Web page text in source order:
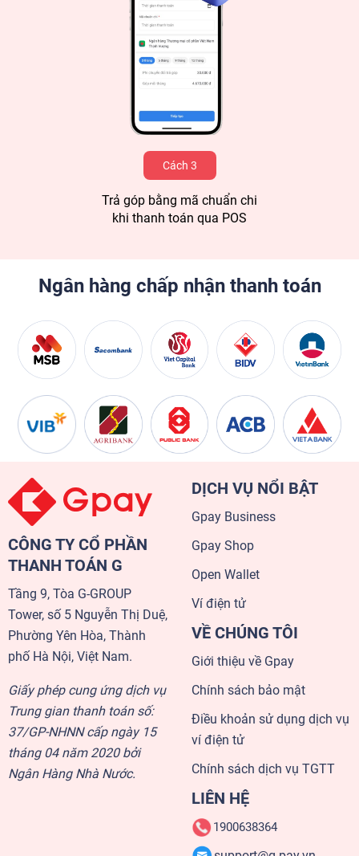
Cách 3
Trả góp bằng mã chuẩn chi
khi thanh toán qua POS
Ngân hàng chấp nhận thanh toán
CÔNG TY CỔ PHẦN
THANH TOÁN G
Tầng 9, Tòa G-GROUP
Tower, số 5 Nguyễn Thị Duệ,
Phường Yên Hòa, Thành
phố Hà Nội, Việt Nam.
Giấy phép cung ứng dịch vụ
Trung gian thanh toán số:
37/GP-NHNN cấp ngày 15
tháng 04 năm 2020 bởi
Ngân Hàng Nhà Nước.
DỊCH VỤ NỔI BẬT
Gpay Business
Gpay Shop
Open Wallet
Ví điện tử
VỀ CHÚNG TÔI
Giới thiệu về Gpay
Chính sách bảo mật
Điều khoản sử dụng dịch vụ
ví điện tử
Chính sách dịch vụ TGTT
LIÊN HỆ
1900638364